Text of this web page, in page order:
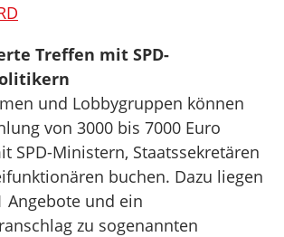
Treffen mit SPD-
und Lobbygruppen können
von 3000 bis 7000 Euro
SPD-Ministern, Staatssekretären
buchen. Dazu liegen
Angebote und ein
zu sogenannten